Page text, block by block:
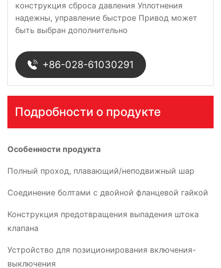
конструкция сброса давления Уплотнения
надежны, управление быстрое Привод может
быть выбран дополнительно
+86-028-61030291
Подробности о продукте
Особенности продукта
Полный проход, плавающий/неподвижный шар
Соединение болтами с двойной фланцевой гайкой
Конструкция предотвращения выпадения штока
клапана
Устройство для позиционирования включения-
выключения